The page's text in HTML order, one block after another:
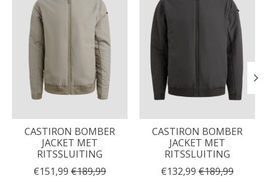
CASTIRON BOMBER
JACKET MET
RITSSLUITING
€151,99 €189,99
CASTIRON BOMBER
JACKET MET
RITSSLUITING
€132,99 €189,99